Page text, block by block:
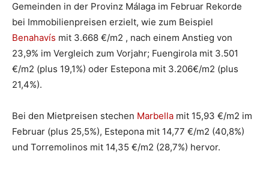
Gemeinden in der Provinz Málaga im Februar Rekorde
bei Immobilienpreisen erzielt, wie zum Beispiel
Benahavís mit 3.668 €/m2 , nach einem Anstieg von
23,9% im Vergleich zum Vorjahr; Fuengirola mit 3.501
€/m2 (plus 19,1%) oder Estepona mit 3.206€/m2 (plus
21,4%).
Bei den Mietpreisen stechen Marbella mit 15,93 €/m2 im
Februar (plus 25,5%), Estepona mit 14,77 €/m2 (40,8%)
und Torremolinos mit 14,35 €/m2 (28,7%) hervor.